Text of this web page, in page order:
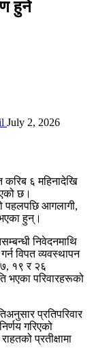
हुने
July 2, 2026
करिब ६ महिनादेखि
छ।
पहलपछि आगलागी,
हुन्।
निवेदनमाथि
विपत व्यवस्थापन
१९ र २६
भएका परिवारहरूको
प्रतिपरिवार
गरिएको
प्रतीक्षामा